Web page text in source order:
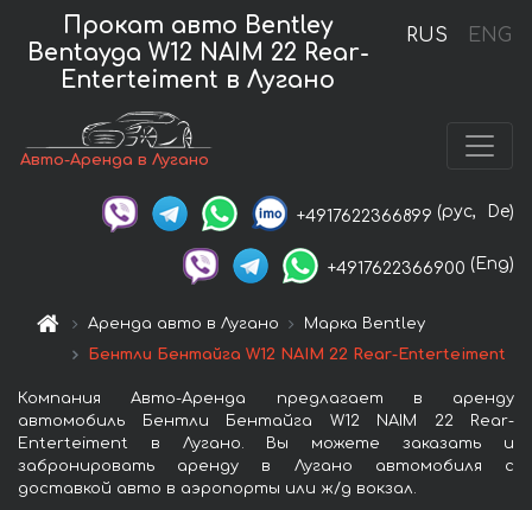
RUS ENG
Прокат авто Bentley
Bentayga W12 NAIM 22 Rear-
Enterteiment в Лугано
Авто-Аренда в Лугано
+4917622366899 (рус, De)
+4917622366900 (Eng)
Аренда авто в Лугано
Марка Bentley
Бентли Бентайга W12 NAIM 22 Rear-Enterteiment
Компания Авто-Аренда предлагает в аренду
автомобиль Бентли Бентайга W12 NAIM 22 Rear-
Enterteiment в Лугано. Вы можете заказать и
забронировать аренду в Лугано автомобиля с
доставкой авто в аэропорты или ж/д вокзал.